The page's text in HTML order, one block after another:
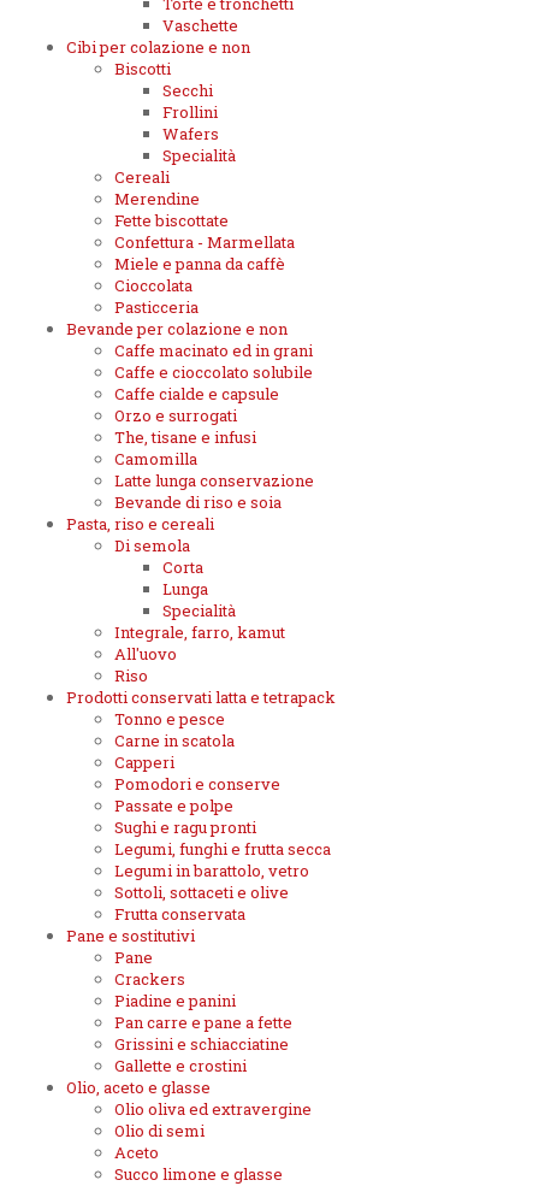
Vaschette
Cibi per colazione e non
Biscotti
Secchi
Frollini
Wafers
Specialità
Cereali
Merendine
Fette biscottate
Confettura - Marmellata
Miele e panna da caffè
Cioccolata
Pasticceria
Bevande per colazione e non
Caffe macinato ed in grani
Caffe e cioccolato solubile
Caffe cialde e capsule
Orzo e surrogati
The, tisane e infusi
Camomilla
Latte lunga conservazione
Bevande di riso e soia
Pasta, riso e cereali
Di semola
Corta
Lunga
Specialità
Integrale, farro, kamut
All'uovo
Riso
Prodotti conservati latta e tetrapack
Tonno e pesce
Carne in scatola
Capperi
Pomodori e conserve
Passate e polpe
Sughi e ragu pronti
Legumi, funghi e frutta secca
Legumi in barattolo, vetro
Sottoli, sottaceti e olive
Frutta conservata
Pane e sostitutivi
Pane
Crackers
Piadine e panini
Pan carre e pane a fette
Grissini e schiacciatine
Gallette e crostini
Olio, aceto e glasse
Olio oliva ed extravergine
Olio di semi
Aceto
Succo limone e glasse